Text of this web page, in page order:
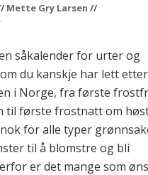
Mette Gry Larsen //
såkalender for urter og
du kanskje har lett
i Norge, fra første
til første frostnatt om
for alle typer
til å blomstre og bli
er det mange som